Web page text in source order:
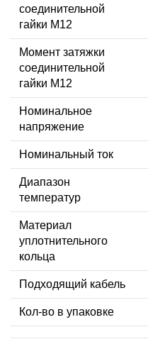
соединительной
гайки M12
Момент затяжки
соединительной
гайки M12
Номинальное
напряжение
Номинальный ток
Диапазон
температур
Материал
уплотнительного
кольца
Подходящий кабель
Кол-во в упаковке